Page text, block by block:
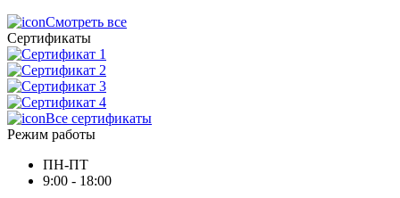
Смотреть все
Сертификаты
Все сертификаты
Режим работы
ПН-ПТ
9:00 - 18:00